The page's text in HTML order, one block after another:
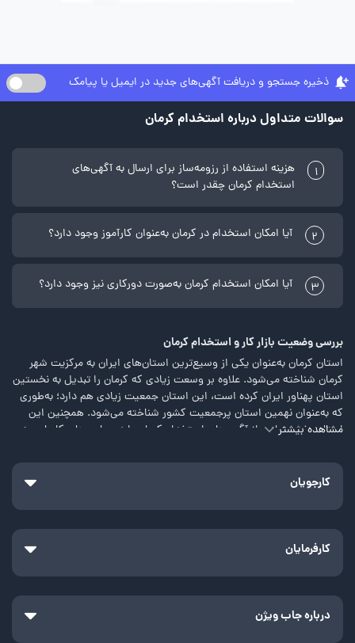
ذخیره جستجو و دریافت آگهی‌های جدید در ایمیل یا پیامک
سوالات متداول درباره استخدام کرمان
1
هزینه استفاده از رزومه‌ساز برای ارسال به آگهی‌های
استخدام کرمان چقدر است؟
2 آیا امکان استخدام در کرمان به‌عنوان کارآموز وجود دارد؟
3 آیا امکان استخدام کرمان به‌صورت دورکاری نیز وجود دارد؟
بررسی وضعیت بازار کار و استخدام کرمان
استان کرمان به‌عنوان یکی از وسیع‌ترین استان‌های ایران به مرکزیت شهر
کرمان شناخته می‌شود. علاوه بر وسعت زیادی که کرمان را تبدیل به نخستین
استان پهناور ایران کرده است، این استان جمعیت زیادی هم دارد؛ به‌طوری
که به‌عنوان نهمین استان پرجمعیت کشور شناخته می‌شود. همچنین این
استان بخش زیادی از آگهی‌های استخدام کرمان را در سایت‌های کاریابی به
البته استان کرمان فقط از لحاظ جمعیت و وسعت سرآمد نیست. استان
خاص است. از جمله مهم‌ترین آثار ملی این استان که در یونسکو هم به ثبت
جهانی رسیده‌اند، می‌توان به ارگ بم، باغ شاهزاده ماهان، ارگ راین، روستای
صخره‌ای درگسک کوهبنان، کویر لوت و ... اشاره کرد.
به دلیل اینکه در این استان معادن بسیار زیادی فعال هستند، بخش زیادی از
اختصاص دارند.
مشاهده بیشتر
کارجویان
کارفرمایان
درباره جاب ویژن